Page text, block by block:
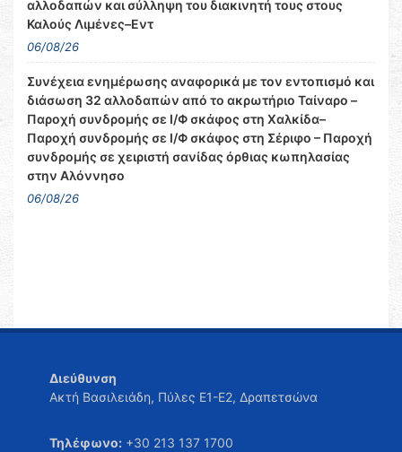
αλλοδαπών και σύλληψη του διακινητή τους στους
Καλούς Λιμένες–Εντ
06/08/26
Συνέχεια ενημέρωσης αναφορικά με τον εντοπισμό και
διάσωση 32 αλλοδαπών από το ακρωτήριο Ταίναρο –
Παροχή συνδρομής σε Ι/Φ σκάφος στη Χαλκίδα–
Παροχή συνδρομής σε Ι/Φ σκάφος στη Σέριφο – Παροχή
συνδρομής σε χειριστή σανίδας όρθιας κωπηλασίας
στην Αλόννησο
06/08/26
Διεύθυνση
Ακτή Βασιλειάδη, Πύλες Ε1-Ε2, Δραπετσώνα
Τηλέφωνο: +30 213 137 1700